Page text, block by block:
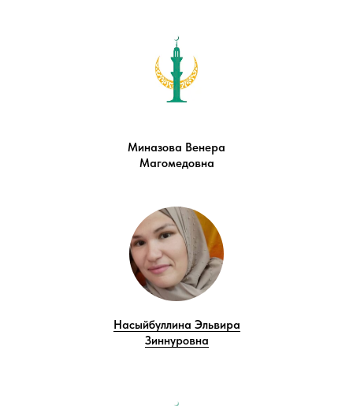
Миназова Венера
Магомедовна
Насыйбуллина Эльвира
Зиннуровна